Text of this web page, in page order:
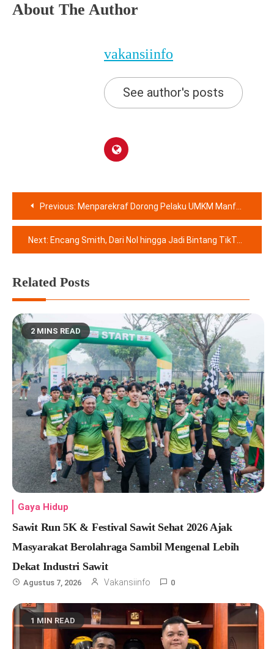
About The Author
vakansiinfo
See author's posts
Navigasi
pos
Previous: Menparekraf Dorong Pelaku UMKM Manfaatkan Potensi MICE di Bekasi
Next: Encang Smith, Dari Nol hingga Jadi Bintang TikTok dan Raja PUBG Mobile
Related Posts
2 MINS READ
Gaya Hidup
Sawit Run 5K & Festival Sawit Sehat 2026 Ajak
Masyarakat Berolahraga Sambil Mengenal Lebih
Dekat Industri Sawit
Agustus 7, 2026 Vakansiinfo 0
1 MIN READ